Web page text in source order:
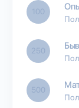
100
250
500